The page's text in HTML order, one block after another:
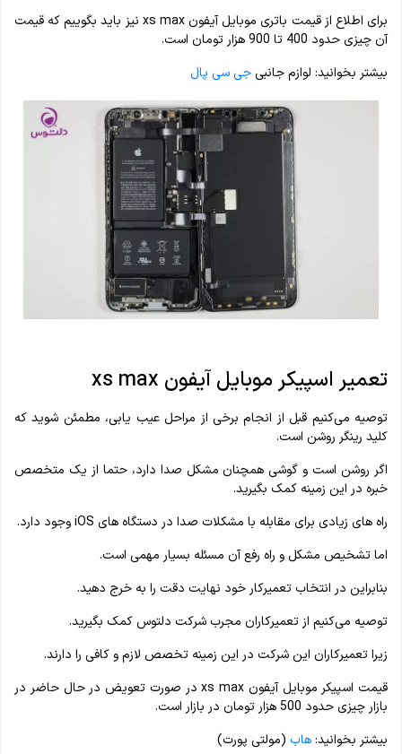
برای اطلاع از قیمت باتری موبایل آیفون xs max نیز باید بگوییم که قیمت
آن چیزی حدود 400 تا 900 هزار تومان است.
بیشتر بخوانید: لوازم جانبی جی سی پال
تعمیر اسپیکر موبایل آیفون xs max
توصیه می‌کنیم قبل از انجام برخی از مراحل عیب یابی، مطمئن شوید که
کلید رینگر روشن است.
اگر روشن است و گوشی همچنان مشکل صدا دارد، حتما از یک متخصص
خبره در این زمینه کمک بگیرید.
راه‎ های زیادی برای مقابله با مشکلات صدا در دستگاه های iOS وجود دارد.
اما تشخیص مشکل و راه رفع آن مسئله بسیار مهمی است.
بنابراین در انتخاب تعمیرکار خود نهایت دقت را به خرج دهید.
توصیه می‌کنیم از تعمیرکاران مجرب شرکت دلتوس کمک بگیرید.
زیرا تعمیرکاران این شرکت در این زمینه تخصص لازم و کافی را دارند.
قیمت اسپیکر موبایل آیفون xs max در صورت تعویض در حال حاضر در
بازار چیزی حدود 500 هزار تومان در بازار است.
بیشتر بخوانید:هاب (مولتی پورت)